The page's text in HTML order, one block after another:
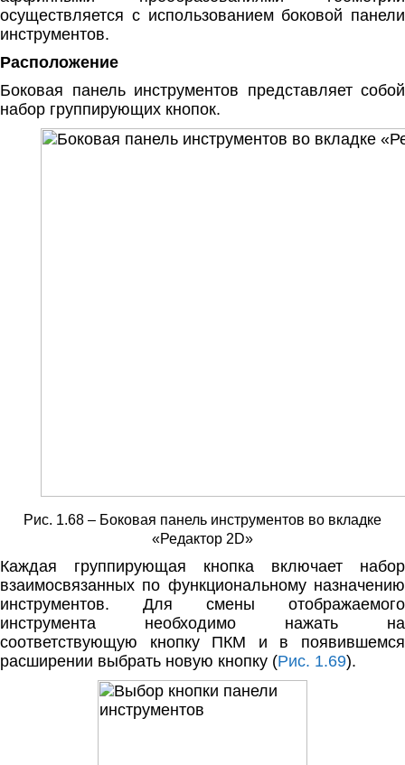
осуществляется с использованием боковой панели
инструментов.
Расположение
Боковая панель инструментов представляет собой
набор группирующих кнопок.
Рис. 1.68 – Боковая панель инструментов во вкладке
«Редактор 2D»
Каждая группирующая кнопка включает набор
взаимосвязанных по функциональному назначению
инструментов. Для смены отображаемого
инструмента необходимо нажать на
соответствующую кнопку ПКМ и в появившемся
расширении выбрать новую кнопку (Рис. 1.69).